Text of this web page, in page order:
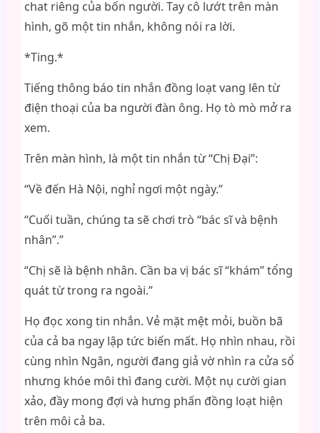
chat riêng của bốn người. Tay cô lướt trên màn
hình, gõ một tin nhắn, không nói ra lời.
*Ting.*
Tiếng thông báo tin nhắn đồng loạt vang lên từ
điện thoại của ba người đàn ông. Họ tò mò mở ra
xem.
Trên màn hình, là một tin nhắn từ “Chị Đại”:
“Về đến Hà Nội, nghỉ ngơi một ngày.”
“Cuối tuần, chúng ta sẽ chơi trò “bác sĩ và bệnh
nhân”.”
“Chị sẽ là bệnh nhân. Cần ba vị bác sĩ “khám” tổng
quát từ trong ra ngoài.”
Họ đọc xong tin nhắn. Vẻ mặt mệt mỏi, buồn bã
của cả ba ngay lập tức biến mất. Họ nhìn nhau, rồi
cùng nhìn Ngân, người đang giả vờ nhìn ra cửa sổ
nhưng khóe môi thì đang cười. Một nụ cười gian
xảo, đầy mong đợi và hưng phấn đồng loạt hiện
trên môi cả ba.